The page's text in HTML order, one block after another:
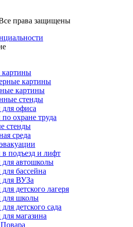
права защищены
картины
картины
картины
стенды
офиса
охране труда
стенды
среда
подъезд и лифт
автошколы
бассейна
ВУЗа
детского лагеря
для школы
детского сада
магазина